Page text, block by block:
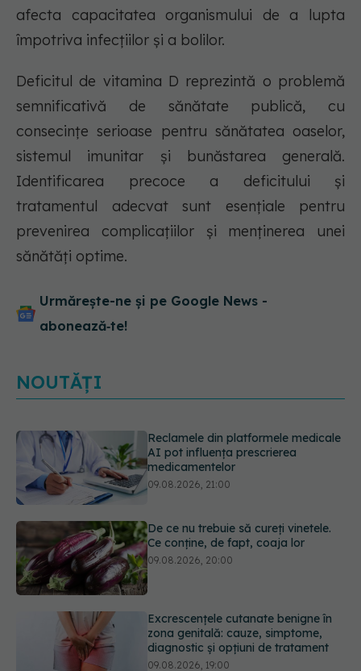
afecta capacitatea organismului de a lupta
împotriva infecțiilor și a bolilor.
Deficitul de vitamina D reprezintă o problemă
semnificativă de sănătate publică, cu
consecințe serioase pentru sănătatea oaselor,
sistemul imunitar și bunăstarea generală.
Identificarea precoce a deficitului și
tratamentul adecvat sunt esențiale pentru
prevenirea complicațiilor și menținerea unei
sănătăți optime.
Urmărește-ne și pe Google News -
abonează‑te!
NOUTĂȚI
De ce nu trebuie să cureți vinetele.
Ce conține, de fapt, coaja lor
09.08.2026, 20:00
Excrescențele cutanate benigne în
zona genitală: cauze, simptome,
diagnostic și opțiuni de tratament
Guma de mestecat care a captat
93% din HPV. Rezultatele
promițătoare vin însă doar din
laborator